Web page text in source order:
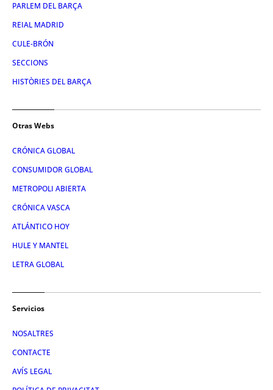
PARLEM DEL BARÇA
REIAL MADRID
CULE-BRÓN
SECCIONS
HISTÒRIES DEL BARÇA
Otras Webs
CRÓNICA GLOBAL
CONSUMIDOR GLOBAL
METROPOLI ABIERTA
CRÓNICA VASCA
ATLÁNTICO HOY
HULE Y MANTEL
LETRA GLOBAL
Servicios
NOSALTRES
CONTACTE
AVÍS LEGAL